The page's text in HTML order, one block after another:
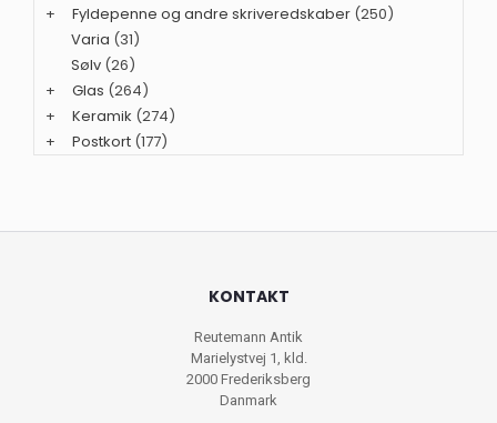
+
Fyldepenne og andre skriveredskaber (250)
Varia (31)
Sølv (26)
+
Glas (264)
+
Keramik (274)
+
Postkort (177)
KONTAKT
Reutemann Antik
Marielystvej 1, kld.
2000 Frederiksberg
Danmark